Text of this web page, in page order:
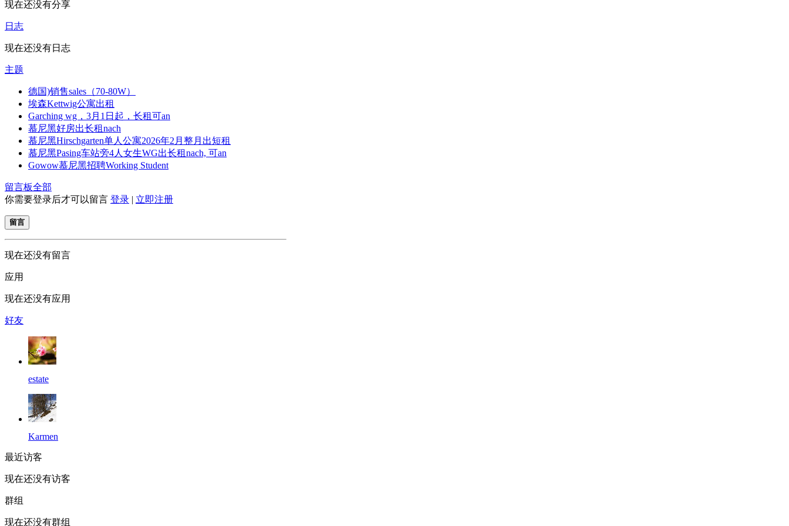
现在还没有分享
日志
现在还没有日志
主题
德国)销售sales（70-80W）
埃森Kettwig公寓出租
Garching wg，3月1日起，长租可an
慕尼黑好房出长租nach
慕尼黑Hirschgarten单人公寓2026年2月整月出短租
慕尼黑Pasing车站旁4人女生WG出长租nach, 可an
Gowow慕尼黑招聘Working Student
留言板全部
你需要登录后才可以留言 登录 | 立即注册
留言
现在还没有留言
应用
现在还没有应用
好友
estate
Karmen
最近访客
现在还没有访客
群组
现在还没有群组